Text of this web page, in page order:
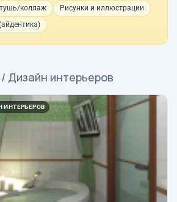
коллаж
Рисунки и иллюстрации
/ Дизайн интерьеров
ИНТЕРЬЕРОВ